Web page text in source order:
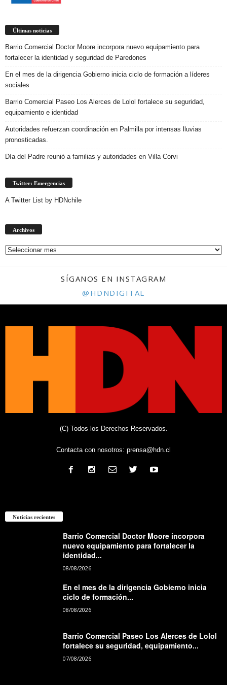
Últimas noticias
Barrio Comercial Doctor Moore incorpora nuevo equipamiento para
fortalecer la identidad y seguridad de Paredones
En el mes de la dirigencia Gobierno inicia ciclo de formación a líderes
sociales
Barrio Comercial Paseo Los Alerces de Lolol fortalece su seguridad,
equipamiento e identidad
Autoridades refuerzan coordinación en Palmilla por intensas lluvias
pronosticadas.
Día del Padre reunió a familias y autoridades en Villa Corvi
Twitter: Emergencias
A Twitter List by HDNchile
Archivos
SÍGANOS EN INSTAGRAM
@HDNDIGITAL
(C) Todos los Derechos Reservados.
Contacta con nosotros: prensa@hdn.cl
Noticias recientes
Barrio Comercial Doctor Moore incorpora
nuevo equipamiento para fortalecer la
identidad...
08/08/2026
En el mes de la dirigencia Gobierno inicia
ciclo de formación...
08/08/2026
Barrio Comercial Paseo Los Alerces de Lolol
fortalece su seguridad, equipamiento...
07/08/2026